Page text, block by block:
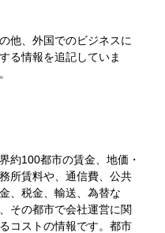
他、外国でのビジネスに
る情報を追記していま
約100都市の賃金、地価・
所賃料や、通信費、公共
、税金、輸送、為替な
その都市で会社運営に関
コストの情報です。都市